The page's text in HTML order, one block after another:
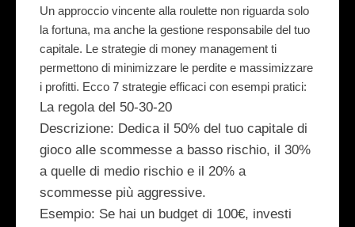
Un approccio vincente alla roulette non riguarda solo
la fortuna, ma anche la gestione responsabile del tuo
capitale. Le strategie di money management ti
permettono di minimizzare le perdite e massimizzare
i profitti. Ecco 7 strategie efficaci con esempi pratici:
La regola del 50-30-20
Descrizione: Dedica il 50% del tuo capitale di
gioco alle scommesse a basso rischio, il 30%
a quelle di medio rischio e il 20% a
scommesse più aggressive.
Esempio: Se hai un budget di 100€, investi